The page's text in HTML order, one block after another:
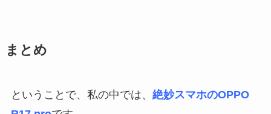
まとめ
ということで、私の中では、 絶妙スマホのOPPO